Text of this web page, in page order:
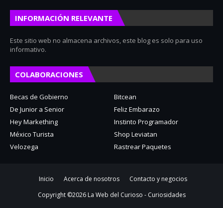
INFORMACIÓN RELEVANTE
Este sitio web no almacena archivos, este blog es solo para uso
informativo.
COLABORACIONES
Becas de Gobierno
Bitcean
De Junior a Senior
Feliz Embarazo
Hey Markething
Instinto Programador
México Turista
Shop Leviatan
Velozega
Rastrear Paquetes
Inicio Acerca de nosotros
Contacto y negocios
Copyright ©2026 La Web del Curioso - Curiosidades